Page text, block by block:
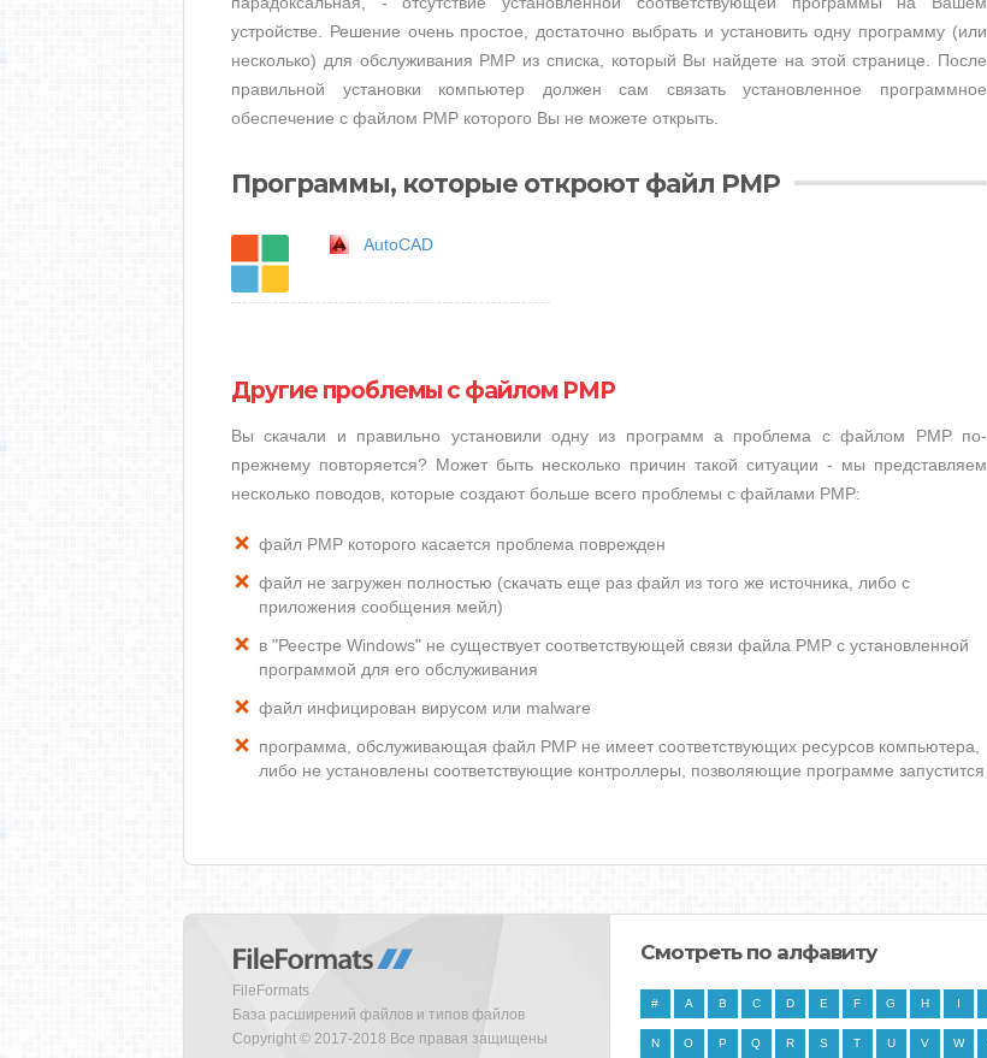
устройстве. Решение очень простое, достаточно выбрать и установить одну программу (или
несколько) для обслуживания PMP из списка, который Вы найдете на этой странице. После
правильной установки компьютер должен сам связать установленное программное
обеспечение с файлом PMP которого Вы не можете открыть.
Программы, которые откроют файл PMP
AutoCAD
Другие проблемы с файлом PMP
Вы скачали и правильно установили одну из программ а проблема с файлом PMP по-
прежнему повторяется? Может быть несколько причин такой ситуации - мы представляем
несколько поводов, которые создают больше всего проблемы с файлами PMP:
файл PMP которого касается проблема поврежден
файл не загружен полностью (скачать еще раз файл из того же источника, либо с
приложения сообщения мейл)
в "Реестре Windows" не существует соответствующей связи файла PMP с установленной
программой для его обслуживания
файл инфицирован вирусом или malware
программа, обслуживающая файл PMP не имеет соответствующих ресурсов компьютера,
либо не установлены соответствующие контроллеры, позволяющие программе запустится
FileFormats
База расширений файлов и типов файлов
Copyright © 2017-2018 Все правая защищены
Смотреть по алфавиту
# A B C D E F G H I
N O P Q R S T U V W